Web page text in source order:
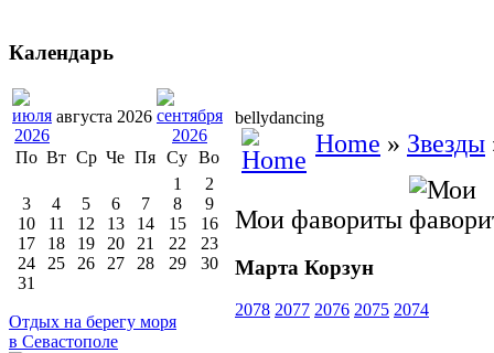
bellydancing
Home » Звезды
Мои фавориты
Марта Корзун
2078 2077 2076 2075 2074
Календарь
августа 2026
По Вт Ср Че Пя Су Во
1
2
3
4 5 6 7 8
9
10
11 12 13 14 15
16
17
18 19 20 21 22
23
24
25 26 27 28 29
30
31
Отдых на берегу моря
в Севастополе